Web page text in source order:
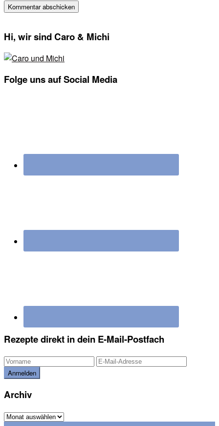
Hi, wir sind Caro & Michi
Folge uns auf Social Media
Rezepte direkt in dein E-Mail-Postfach
Archiv
Archiv